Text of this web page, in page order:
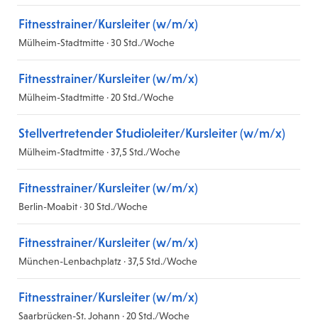
Fitnesstrainer/Kursleiter (w/m/x)
Mülheim-Stadtmitte · 30 Std./Woche
Fitnesstrainer/Kursleiter (w/m/x)
Mülheim-Stadtmitte · 20 Std./Woche
Stellvertretender Studioleiter/Kursleiter (w/m/x)
Mülheim-Stadtmitte · 37,5 Std./Woche
Fitnesstrainer/Kursleiter (w/m/x)
Berlin-Moabit · 30 Std./Woche
Fitnesstrainer/Kursleiter (w/m/x)
München-Lenbachplatz · 37,5 Std./Woche
Fitnesstrainer/Kursleiter (w/m/x)
Saarbrücken-St. Johann · 20 Std./Woche